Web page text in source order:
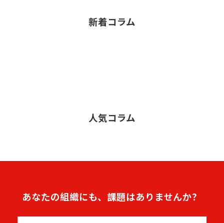
新着コラム
人気コラム
あなたの組織にも、課題はありませんか？